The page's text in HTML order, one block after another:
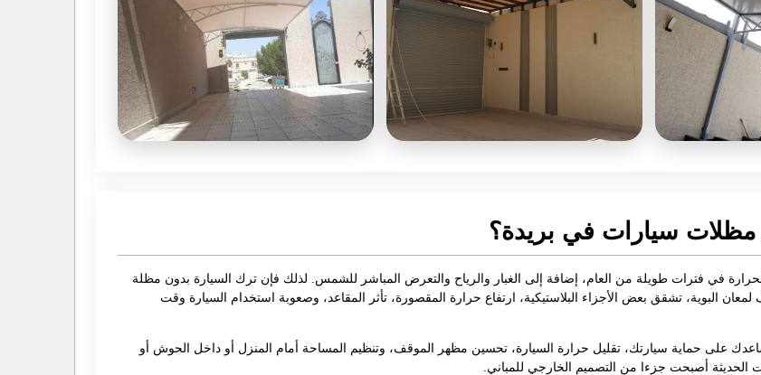
مظلات سيارات في بريدة؟
في فترات طويلة من العام، إضافة إلى الغبار والرياح والتعرض المباشر للشمس. لذلك فإن ترك السيارة بدون مظلة
البوية، تشقق بعض الأجزاء البلاستيكية، ارتفاع حرارة المقصورة، تأثر المقاعد، وصعوبة استخدام السيارة وقت
على حماية سيارتك، تقليل حرارة السيارة، تحسين مظهر الموقف، وتنظيم المساحة أمام المنزل أو داخل الحوش أو
الحديثة أصبحت جزءا من التصميم الخارجي للمباني.